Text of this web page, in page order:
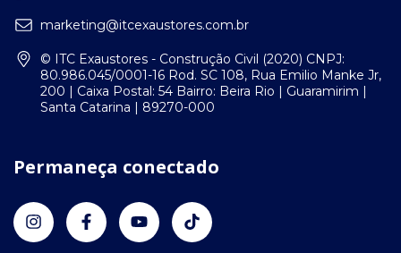
marketing@itcexaustores.com.br
© ITC Exaustores - Construção Civil (2020) CNPJ:
80.986.045/0001-16 Rod. SC 108, Rua Emilio Manke Jr,
200 | Caixa Postal: 54 Bairro: Beira Rio | Guaramirim |
Santa Catarina | 89270-000
Permaneça conectado